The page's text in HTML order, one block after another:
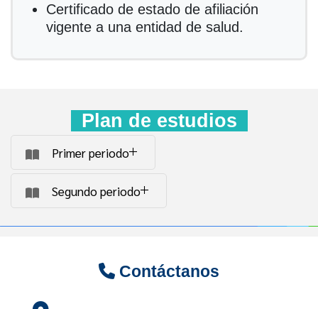
Certificado de estado de afiliación
vigente a una entidad de salud.
Plan de estudios
Primer periodo
Segundo periodo
Contáctanos